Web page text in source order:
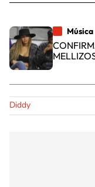
Música
Diddy